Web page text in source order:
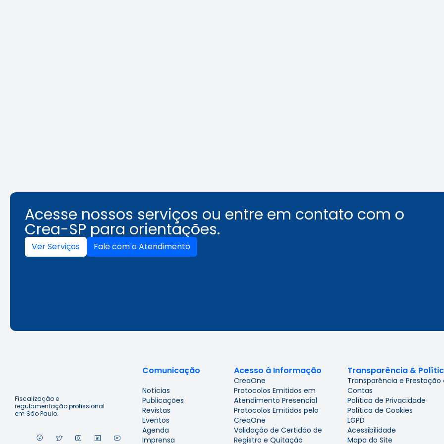
Acesse nossos serviços ou entre em contato com o
Crea-SP para orientações.
Ver Serviços Fale com o Atendimento
Fiscalização e
regulamentação profissional
em São Paulo.
Comunicação
Notícias
Publicações
Revistas
Eventos
Agenda
Imprensa
Acesso à Informação
CreaOne
Protocolos Emitidos em
Atendimento Presencial
Protocolos Emitidos pelo
CreaOne
Validação de Certidão de
Registro e Quitação
Transparência &
Transparência e Prestação
Contas
Política de Privacidade
Política de Cookies
LGPD
Acessibilidade
Mapa do Site